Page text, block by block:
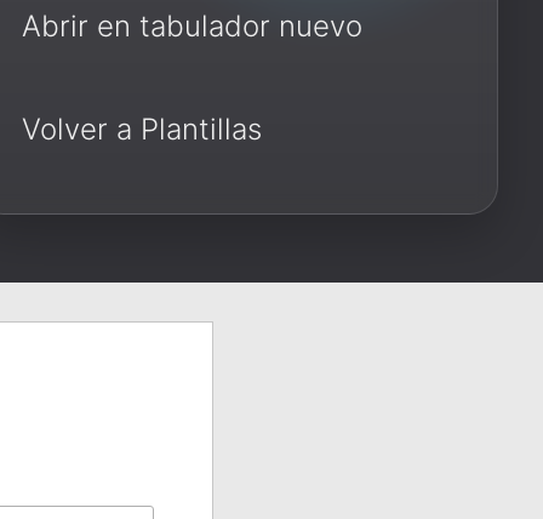
Abrir en tabulador nuevo
Volver a Plantillas